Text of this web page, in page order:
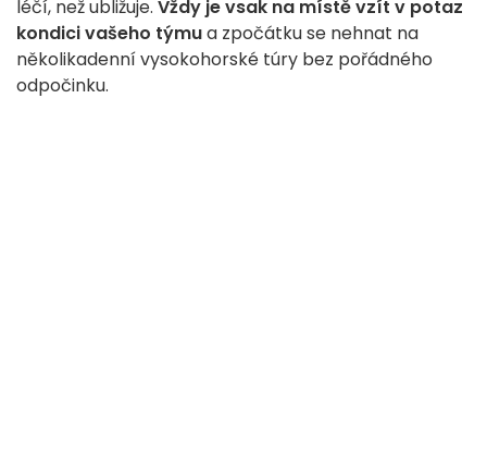
léčí, než ubližuje. Vždy je vsak na místě vzít v potaz
kondici vašeho týmua zpočátku se nehnat na
několikadenní vysokohorské túry bez pořádného
odpočinku.